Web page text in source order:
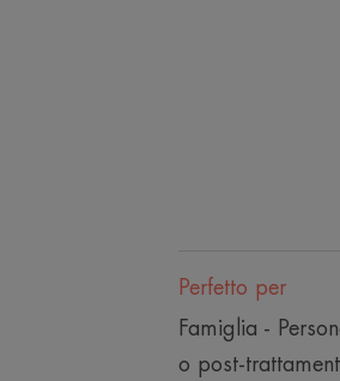
Perfetto per
Famiglia -
o post-